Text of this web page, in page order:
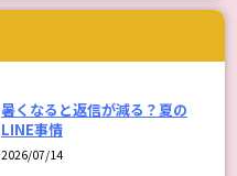
暑くなると返信が減る？夏の
LINE事情
2026/07/14